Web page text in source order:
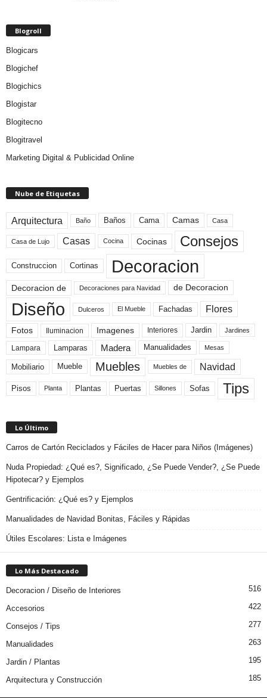
Blogroll
Blogicars
Blogichef
Blogichics
Blogistar
Blogitecno
Blogitravel
Marketing Digital & Publicidad Online
Nube de Etiquetas
Arquitectura Baño Baños Cama Camas Casa
Casa de Lujo Casas Cocina Cocinas Consejos
Construccion Cortinas Decoracion
Decoracion de Decoraciones para Navidad de Decoracion
Diseño Dulceros El Mueble Fachadas Flores
Fotos Iluminacion Imagenes Interiores Jardin Jardines
Lampara Lamparas Madera Manualidades Mesas
Mobiliario Mueble Muebles Muebles de Navidad
Pisos Planta Plantas Puertas Sillones Sofas Tips
Lo Último
Carros de Cartón Reciclados y Fáciles de Hacer para Niños (Imágenes)
Nuda Propiedad: ¿Qué es?, Significado, ¿Se Puede Vender?, ¿Se Puede
Hipotecar? y Ejemplos
Gentrificación: ¿Qué es? y Ejemplos
Manualidades de Navidad Bonitas, Fáciles y Rápidas
Útiles Escolares: Lista e Imágenes
Lo Más Destacado
Decoracion / Diseño de Interiores 516
Accesorios 422
Consejos / Tips 277
Manualidades 263
Jardin / Plantas 195
Arquitectura y Construcción 185